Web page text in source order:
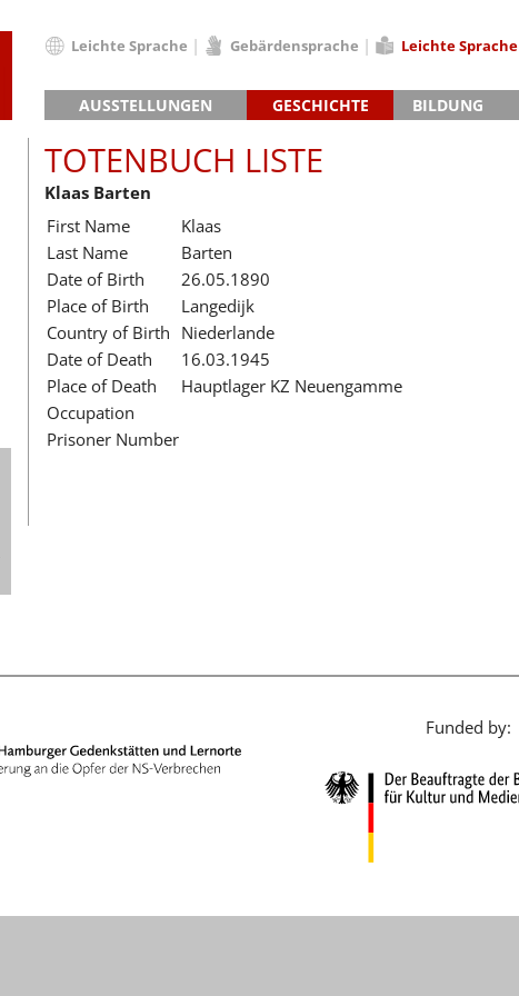
AUSSTELLUNGEN
Lager-SS
Klinkerwerk
Walther-Werke
Gefängnismauer
Haus des Gedenkens
GESCHICHTE
Die Geschichte des Lagers ab 1945
BILDUNG
Leichte Sprache
English
Dansk
Español
Italiano
Nederlands
Português
Türkçe
Yкраїнський
Русский
עברית
Gebärdensprache Leichte Sprache
TOTENBUCH LISTE
Klaas Barten
First Name
Klaas
Last Name
Barten
Date of Birth
26.05.1890
Place of Birth
Langedijk
Country of Birth Niederlande
Date of Death
16.03.1945
Place of Death
Hauptlager KZ Neuengamme
Occupation
Prisoner Number
Funded by: